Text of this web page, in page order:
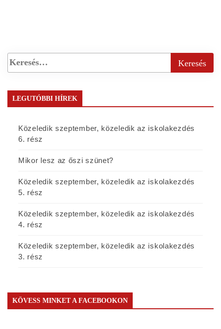
LEGUTÓBBI HÍREK
Közeledik szeptember, közeledik az iskolakezdés
6. rész
Mikor lesz az őszi szünet?
Közeledik szeptember, közeledik az iskolakezdés
5. rész
Közeledik szeptember, közeledik az iskolakezdés
4. rész
Közeledik szeptember, közeledik az iskolakezdés
3. rész
KÖVESS MINKET A FACEBOOKON